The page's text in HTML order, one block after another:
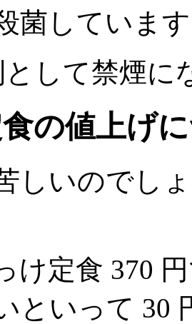
菌していま
として禁煙
の値上げ
しいのでし
け定食 370
といって 30